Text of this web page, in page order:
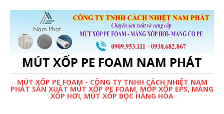
MÚT XỐP PE FOAM NAM PHÁT
MÚT XỐP PE FOAM - CÔNG TY TNHH CÁCH NHIỆT NAM
PHÁT SẢN XUẤT MÚT XỐP PE FOAM, MỐP XỐP EPS, MÀNG
XỐP HƠI, MÚT XỐP BỌC HÀNG HÓA